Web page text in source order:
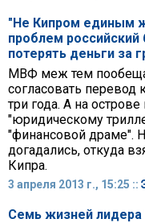
"Не Кипром единым
проблем российский
потерять деньги за
МВФ меж тем
согласовать перевод
три года. А на
"юридическому
"финансовой драме".
догадались, откуда
Кипра.
3 апреля 2013 г., 15:25 ::
Семь жизней